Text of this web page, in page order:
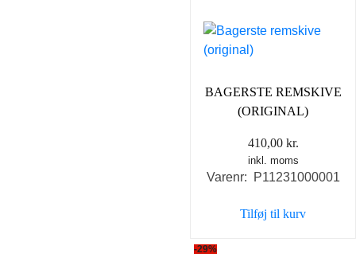
BAGERSTE REMSKIVE
(ORIGINAL)
410,00 kr.
inkl. moms
Varenr: P11231000001
Tilføj til kurv
-29%